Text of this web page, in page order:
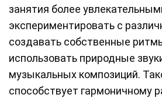
занятия более
экспериментировать с
создавать собственные
использовать природные
музыкальных композиций.
способствует гармоничному